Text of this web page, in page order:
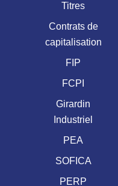
Titres
Contrats de
capitalisation
FIP
FCPI
Girardin
Industriel
PEA
SOFICA
PERP